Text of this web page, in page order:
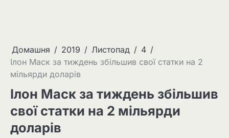
Домашня 2019 Листопад
4
Ілон Маск за тиждень збільшив свої статки на 2
мільярди доларів
Ілон Маск за тиждень збільшив
свої статки на 2 мільярди
доларів